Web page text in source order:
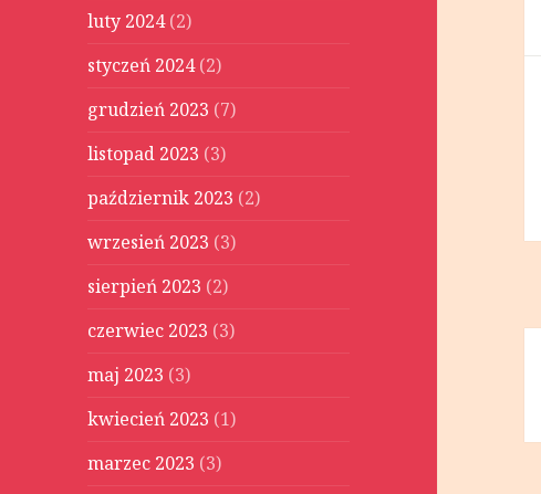
luty 2024(2)
styczeń 2024(2)
grudzień 2023 (7)
listopad 2023 (3)
październik 2023 (2)
wrzesień 2023 (3)
sierpień 2023 (2)
czerwiec 2023 (3)
maj 2023 (3)
kwiecień 2023 (1)
marzec 2023 (3)